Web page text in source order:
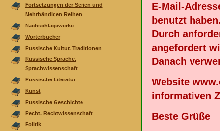
Fortsetzungen der Serien und
Mehrbändigen Reihen
Nachschlagewerke
Wörterbücher
Russische Kultur. Traditionen
Russische Sprache.
Sprachwissenschaft
Russische Literatur
Kunst
Russische Geschichte
Recht. Rechtwissenschaft
Politik
E-Mail-
benutzt
Durch
angefordert
Danach
Website
informativen
Beste Grüße